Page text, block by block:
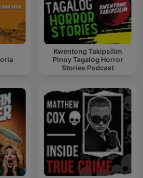
Kwentong Takipsilim
Pinoy Tagalog Horror
Stories Podcast